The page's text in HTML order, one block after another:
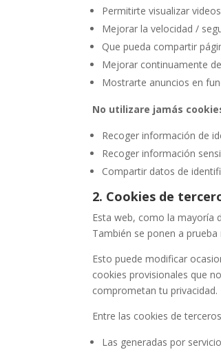
Permitirte visualizar videos
Mejorar la velocidad /
Que pueda compartir
Mejorar continuamente
Mostrarte anuncios en
No utilizare jamás
Recoger información de
Recoger información
Compartir datos de
2. Cookies de
Esta web, como la mayoría
También se ponen a
Esto puede modificar
cookies provisionales que
comprometan tu privacidad.
Entre las cookies de
Las generadas por